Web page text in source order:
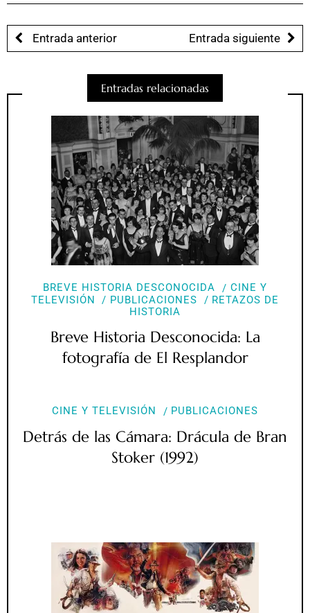
Entrada anterior Entrada siguiente
Entradas relacionadas
BREVE HISTORIA DESCONOCIDA
CINE Y
TELEVISIÓN
PUBLICACIONES
RETAZOS DE
HISTORIA
Breve Historia Desconocida: La
fotografía de El Resplandor
CINE Y TELEVISIÓN PUBLICACIONES
Detrás de las Cámara: Drácula de Bran
Stoker (1992)